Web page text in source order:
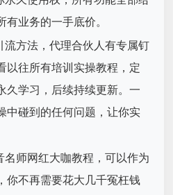
业务的一手底价。
流方法，代理合伙人有专属钉
以往所有培训实操教程，定
久学习，后续持续更新。一
中碰到的任何问题，让你实
名师网红大咖教程，可以作为
你不再需要花大几千冤枉钱